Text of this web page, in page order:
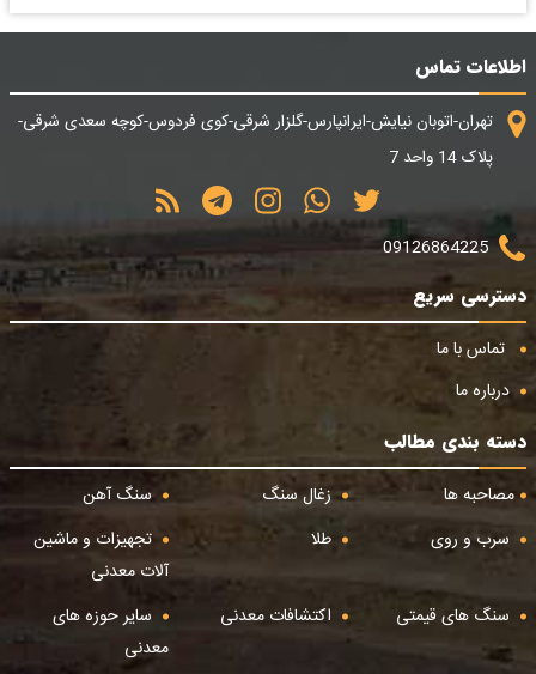
اطلاعات تماس
تهران-اتوبان نیایش-ایرانپارس-گلزار شرقی-کوی فردوس-کوچه سعدی شرقی-
پلاک 14 واحد 7
09126864225
دسترسی سریع
تماس با ما
درباره ما
دسته بندی مطالب
مصاحبه ها
زغال سنگ
سنگ آهن
سرب و روی
طلا
تجهیزات و ماشین
آلات معدنی
سنگ های قیمتی
اکتشافات معدنی
سایر حوزه های
معدنی